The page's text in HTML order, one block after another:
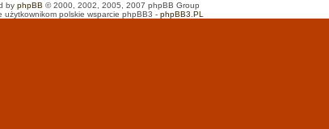
by phpBB © 2000, 2002, 2005, 2007 phpBB Group
użytkownikom polskie wsparcie phpBB3 - phpBB3.PL